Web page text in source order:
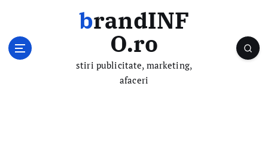
brandINF
O.ro
stiri publicitate, marketing,
afaceri